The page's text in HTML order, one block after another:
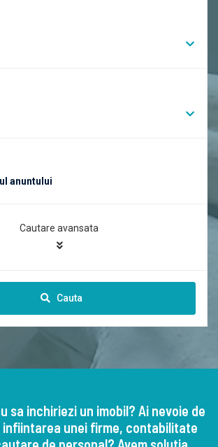
Cautare avansata
Cauta
sa inchiriezi un imobil? Ai nevoie de
unei firme, contabilitate